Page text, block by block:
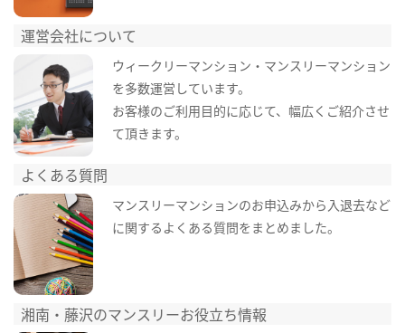
運営会社について
ウィークリーマンション・マンスリーマンション
を多数運営しています。
お客様のご利用目的に応じて、幅広くご紹介させ
て頂きます。
よくある質問
マンスリーマンションのお申込みから入退去など
に関するよくある質問をまとめました。
湘南・藤沢のマンスリーお役立ち情報